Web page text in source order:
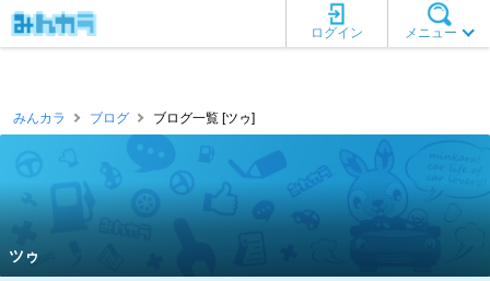
メニュー
ログイン
みんカラ ブログ ブログ一覧 [ツゥ]
ツゥ